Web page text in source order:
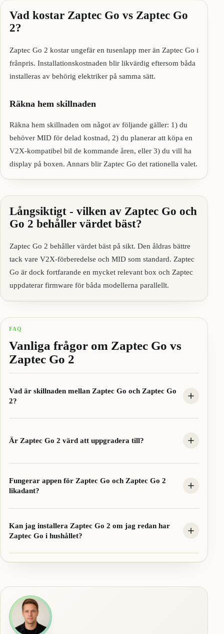
Vad kostar Zaptec Go vs Zaptec Go
2?
Zaptec Go 2 kostar ungefär en tusenlapp mer än Zaptec Go i
frånpris. Installationskostnaden blir likvärdig eftersom båda
installeras av behörig elektriker på samma sätt.
Räkna hem skillnaden
Räkna hem skillnaden om något av följande gäller: 1) du
behöver MID för delad kostnad, 2) du planerar att köpa en
V2X-kompatibel bil de kommande åren, eller 3) du vill ha
display på boxen. Annars blir Zaptec Go det rationella valet.
Långsiktigt - vilken av Zaptec Go och
Go 2 behåller värdet bäst?
Zaptec Go 2 behåller värdet bäst på sikt. Den åldras bättre
tack vare V2X-förberedelse och MID som standard. Zaptec
Go är dock fortfarande en mycket relevant box och Zaptec
uppdaterar firmware för båda modellerna parallellt.
FAQ
Vanliga frågor om Zaptec Go vs
Zaptec Go 2
Vad är skillnaden mellan Zaptec Go och Zaptec Go
2?
Är Zaptec Go 2 värd att uppgradera till?
Fungerar appen för Zaptec Go och Zaptec Go 2
likadant?
Kan jag installera Zaptec Go 2 om jag redan har
Zaptec Go i hushållet?